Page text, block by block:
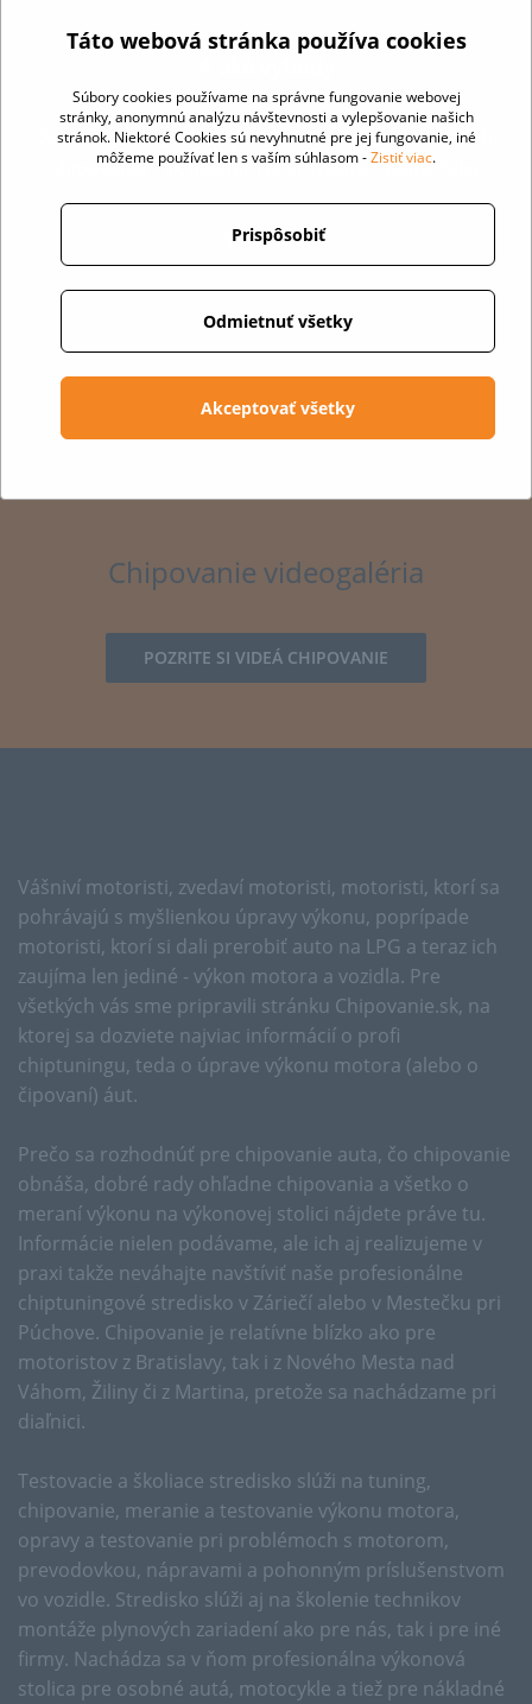
má chipovanie?
Zostavili sme pre vás prehľadný článok o výhodách
chipovania - ak nad ním premýšľate, čítajte ďalej.
VIAC INFO
Chipovanie videogaléria
POZRITE SI VIDEÁ CHIPOVANIE
Vášniví motoristi, zvedaví motoristi, motoristi, ktorí sa
pohrávajú s myšlienkou úpravy výkonu, poprípade
motoristi, ktorí si dali prerobiť auto na LPG a teraz ich
zaujíma len jediné - výkon motora a vozidla. Pre
všetkých vás sme pripravili stránku Chipovanie.sk, na
ktorej sa dozviete najviac informácií o profi
chiptuningu, teda o úprave výkonu motora (alebo o
čipovaní) áut.
Prečo sa rozhodnúť pre chipovanie auta, čo chipovanie
obnáša, dobré rady ohľadne chipovania a všetko o
meraní výkonu na výkonovej stolici nájdete práve tu.
Informácie nielen podávame, ale ich aj realizujeme v
praxi takže neváhajte navštíviť naše profesionálne
chiptuningové stredisko v Záriečí alebo v Mestečku pri
Púchove. Chipovanie je relatívne blízko ako pre
motoristov z Bratislavy, tak i z Nového Mesta nad
Váhom, Žiliny či z Martina, pretože sa nachádzame pri
diaľnici.
Testovacie a školiace stredisko slúži na tuning,
chipovanie, meranie a testovanie výkonu motora,
opravy a testovanie pri problémoch s motorom,
prevodovkou, nápravami a pohonným príslušenstvom
vo vozidle. Stredisko slúži aj na školenie technikov
montáže plynových zariadení ako pre nás, tak i pre iné
firmy. Nachádza sa v ňom profesionálna výkonová
stolica pre osobné autá, motocykle a tiež pre nákladné
Táto webová stránka používa cookies
Súbory cookies používame na správne fungovanie webovej
stránky, anonymnú analýzu návštevnosti a vylepšovanie našich
stránok. Niektoré Cookies sú nevyhnutné pre jej fungovanie, iné
môžeme používať len s vaším súhlasom -Zistiť viac.
Prispôsobiť
Odmietnuť všetky
Akceptovať všetky